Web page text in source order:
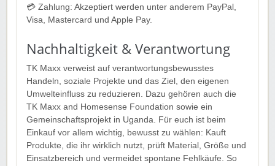
💳 Zahlung: Akzeptiert werden unter anderem PayPal,
Visa, Mastercard und Apple Pay.
Nachhaltigkeit & Verantwortung
TK Maxx verweist auf verantwortungsbewusstes
Handeln, soziale Projekte und das Ziel, den eigenen
Umwelteinfluss zu reduzieren. Dazu gehören auch die
TK Maxx and Homesense Foundation sowie ein
Gemeinschaftsprojekt in Uganda. Für euch ist beim
Einkauf vor allem wichtig, bewusst zu wählen: Kauft
Produkte, die ihr wirklich nutzt, prüft Material, Größe und
Einsatzbereich und vermeidet spontane Fehlkäufe. So